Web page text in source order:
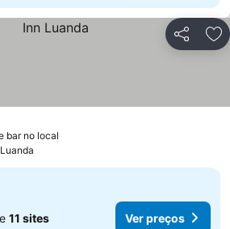
Partilhar
bar no local
11 sites Ver preços